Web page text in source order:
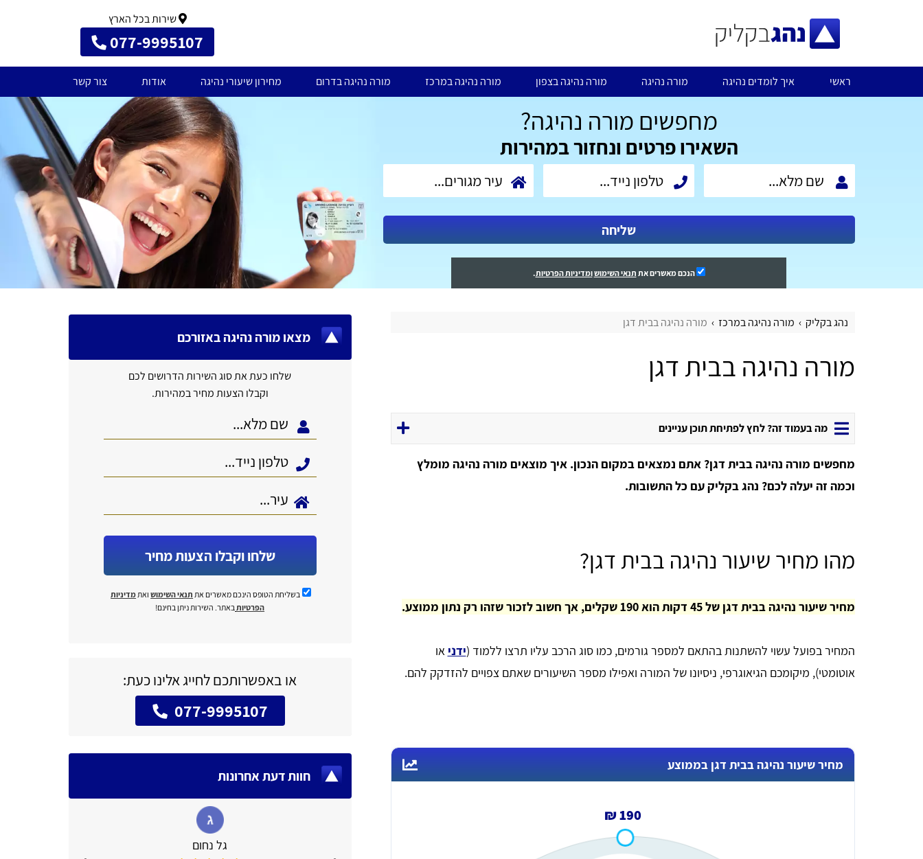
שירות בכל הארץ
077-9995107
ראשי איך לומדים נהיגה מורה נהיגה מורה נהיגה בצפון מורה נהיגה במרכז מורה נהיגה בדרום מחירון שיעורי נהיגה אודות צור קשר
מחפשים מורה נהיגה?
השאירו פרטים ונחזור במהירות
שליחה
הנכם מאשרים את תנאי השימושומדיניות הפרטיות.
נהג בקליק מורה נהיגה במרכז מורה נהיגה בבית דגן
מורה נהיגה בבית דגן
מה בעמוד זה? לחץ לפתיחת תוכן עניינים
מחפשים מורה נהיגה בבית דגן? אתם נמצאים במקום הנכון. איך מוצאים מורה נהיגה מומלץ
וכמה זה יעלה לכם? נהג בקליק עם כל התשובות.
מהו מחיר שיעור נהיגה בבית דגן?
מחיר שיעור נהיגה בבית דגן של 45 דקות הוא 190 שקלים, אך חשוב לזכור שזהו רק נתון ממוצע.
המחיר בפועל עשוי להשתנות בהתאם למספר גורמים, כמו סוג הרכב עליו תרצו ללמוד (ידני או
אוטומטי), מיקומכם הגיאוגרפי, ניסיונו של המורה ואפילו מספר השיעורים שאתם צפויים להזדקק להם.
מחיר שיעור נהיגה בבית דגן בממוצע
190 ₪
מצאו מורה נהיגה באזורכם
שלחו כעת את סוג השירות הדרושים לכם
וקבלו הצעות מחיר במהירות.
שלחו וקבלו הצעות מחיר
בשליחת הטופס הינכם מאשרים את תנאי השימושואתמדיניות
הפרטיותבאתר. השירות ניתן בחינם!
או באפשרותכם לחייג אלינו כעת:
077-9995107
חוות דעת אחרונות
גל נחום